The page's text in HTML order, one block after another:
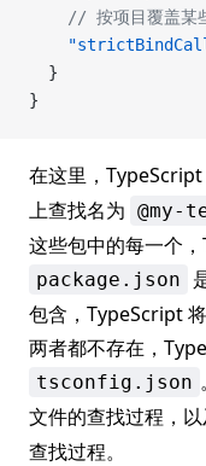
// 按项目覆盖某
  }
}
在这里，TypeScript
上查找名为 @my-
这些包中的每一个
package.json
包含，TypeScript
两者都不存在，
tsconfig.json
文件的查找过程，
查找过程。